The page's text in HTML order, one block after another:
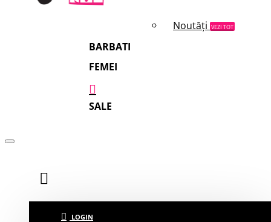
Noutăți VEZI TOT
BARBATI
FEMEI
SALE
LOGIN